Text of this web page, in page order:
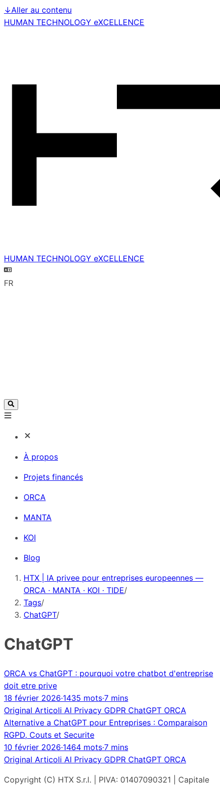
↓Aller au contenu
HUMAN TECHNOLOGY eXCELLENCE
HUMAN TECHNOLOGY eXCELLENCE
FR
À propos
Projets financés
ORCA
MANTA
KOI
Blog
HTX | IA privee pour entreprises europeennes —
ORCA · MANTA · KOI · TIDE/
Tags/
ChatGPT/
ChatGPT
ORCA vs ChatGPT : pourquoi votre chatbot d'entreprise
doit etre prive
18 février 2026·1435 mots·7 mins
Original Articoli AI Privacy GDPR ChatGPT ORCA
Alternative a ChatGPT pour Entreprises : Comparaison
RGPD, Couts et Securite
10 février 2026·1464 mots·7 mins
Original Articoli AI Privacy GDPR ChatGPT ORCA
Copyright (C) HTX S.r.l. | PIVA: 01407090321 | Capitale